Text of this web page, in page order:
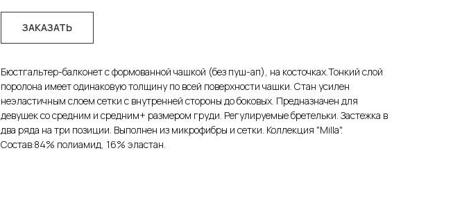
ЗАКАЗАТЬ
Бюстгальтер-балконет с формованной чашкой (без пуш-ап), на косточках.Тонкий слой
поролона имеет одинаковую толщину по всей поверхности чашки. Стан усилен
неэластичным слоем сетки с внутренней стороны до боковых. Предназначен для
девушек со средним и средним+ размером груди. Регулируемые бретельки. Застежка в
два ряда на три позиции. Выполнен из микрофибры и сетки. Коллекция "Milla".
Состав:84% полиамид, 16% эластан.